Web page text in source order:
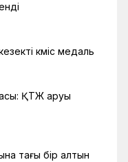
күміс медаль
ҚТЖ аруы
тағы бір алтын